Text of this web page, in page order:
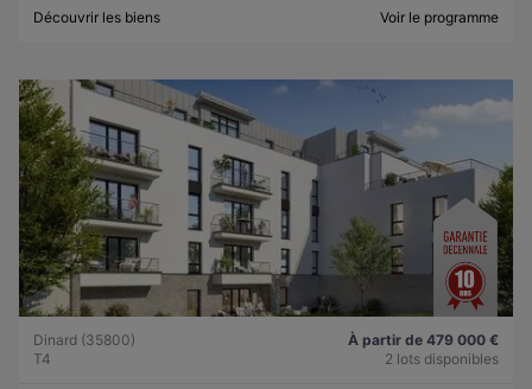
Découvrir les biens Voir le programme
Dinard (35800)
T4
À partir de 479 000 €
2 lots disponibles